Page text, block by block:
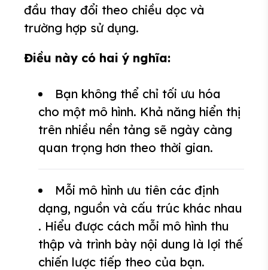
đầu thay đổi theo chiều dọc và
trường hợp sử dụng.
Điều này có hai ý nghĩa:
Bạn không thể chỉ tối ưu hóa
cho một mô hình. Khả năng hiển thị
trên nhiều nền tảng sẽ ngày càng
quan trọng hơn theo thời gian.
Mỗi mô hình ưu tiên các định
dạng, nguồn và cấu trúc khác nhau
. Hiểu được cách mỗi mô hình thu
thập và trình bày nội dung là lợi thế
chiến lược tiếp theo của bạn.